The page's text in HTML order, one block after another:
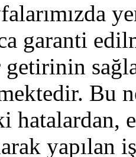
garanti
Bu
hatalardan,
yapılan